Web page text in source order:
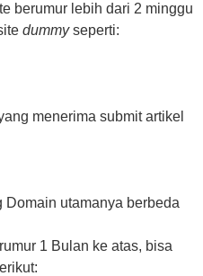
berumur lebih dari 2 minggu
dummyseperti:
menerima submit artikel
Domain utamanya berbeda
1 Bulan ke atas, bisa